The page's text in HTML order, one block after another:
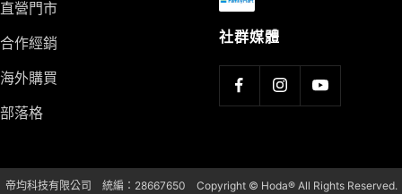
直營門市
合作經銷
海外購買
部落格
社群媒體
帝均科技有限公司 統編：28667650 Copyright © Hoda® All Rights Reserved.